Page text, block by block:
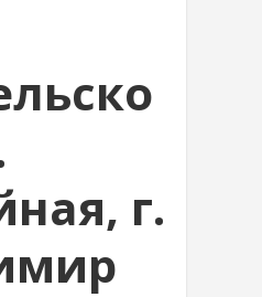
г.